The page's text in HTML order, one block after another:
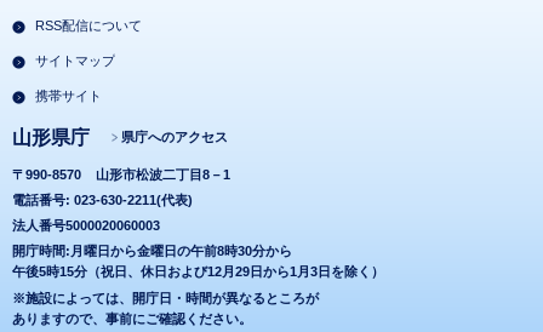
RSS配信について
サイトマップ
携帯サイト
山形県庁 県庁へのアクセス
〒990-8570
山形市松波二丁目8－1
電話番号: 023-630-2211(代表)
法人番号5000020060003
開庁時間:月曜日から金曜日の午前8時30分から
午後5時15分（祝日、休日および12月29日から1月3日を除く）
※施設によっては、開庁日・時間が異なるところが
ありますので、事前にご確認ください。